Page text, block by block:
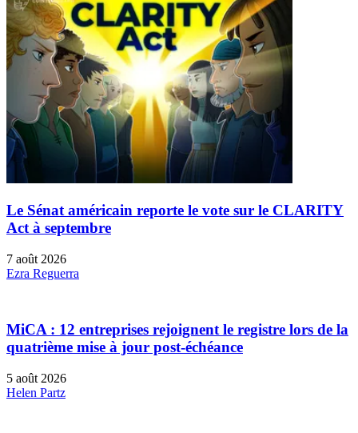
Le Sénat américain reporte le vote sur le CLARITY
Act à septembre
7 août 2026
Ezra Reguerra
MiCA : 12 entreprises rejoignent le registre lors de la
quatrième mise à jour post-échéance
5 août 2026
Helen Partz